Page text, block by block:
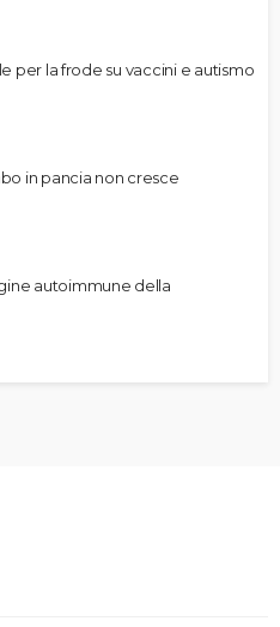
per la frode su vaccini e autismo
in pancia non cresce
autoimmune della